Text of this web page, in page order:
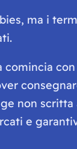
ma i
comincia
non
e